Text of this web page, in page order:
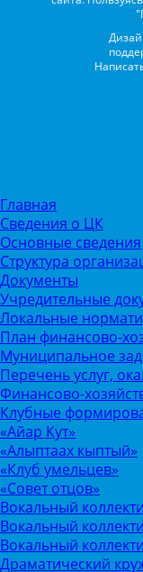
Главная
Сведения о ЦК
Основные сведения
Структура
Документы
Учредительные
Локальные
План финансово-
Муниципальное
Перечень услуг,
Финансово-
Клубные
«Айар Кут»
«Алыптаах кыптый»
«Клуб умельцев»
«Совет отцов»
Вокальный
Вокальный
Вокальный
Драматический